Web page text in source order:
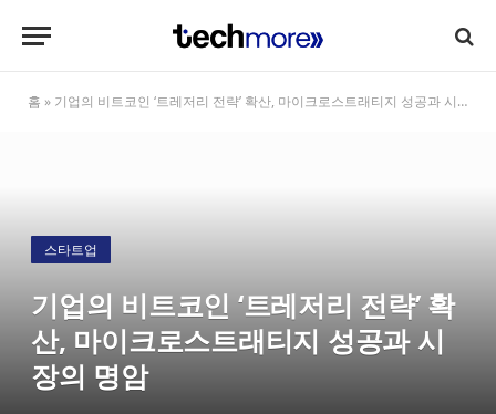
홈 » 기업의 비트코인 ‘트레저리 전략’ 확산, 마이크로스트래티지 성공과 시장의 명암
스타트업
기업의 비트코인 ‘트레저리 전략’ 확
산, 마이크로스트래티지 성공과 시
장의 명암